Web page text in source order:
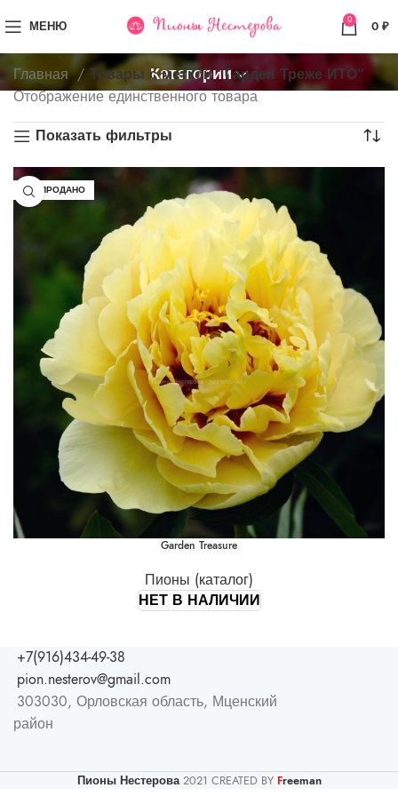
МЕНЮ 0 0 ₽
Категории
Главная
Товары с меткой “Гарден Треже ИТО”
Отображение единственного товара
Показать фильтры
РАСПРОДАНО
Garden Treasure
Пионы (каталог)
НЕТ В НАЛИЧИИ
+7(916)434-49-38
pion.nesterov@gmail.com
303030, Орловская область, Мценский
район
Пионы Нестерова 2021 CREATED BY Freeman